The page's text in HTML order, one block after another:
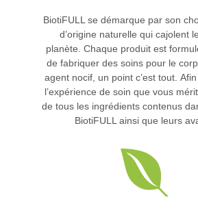
BiotiFULL se démarque par son
d’origine naturelle qui cajolent
planète. Chaque produit est
de fabriquer des soins pour le
agent nocif, un point c’est tout.
l’expérience de soin que vous
de tous les ingrédients contenus
BiotiFULL ainsi que leurs